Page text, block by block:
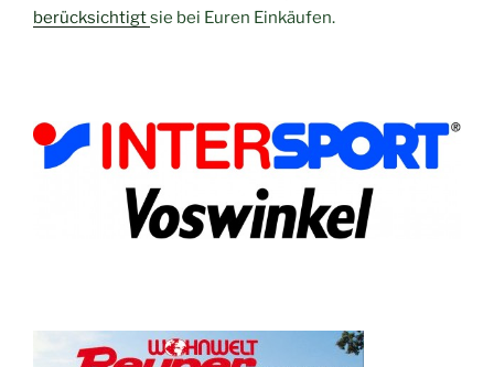
berücksichtigtsie bei Euren Einkäufen.